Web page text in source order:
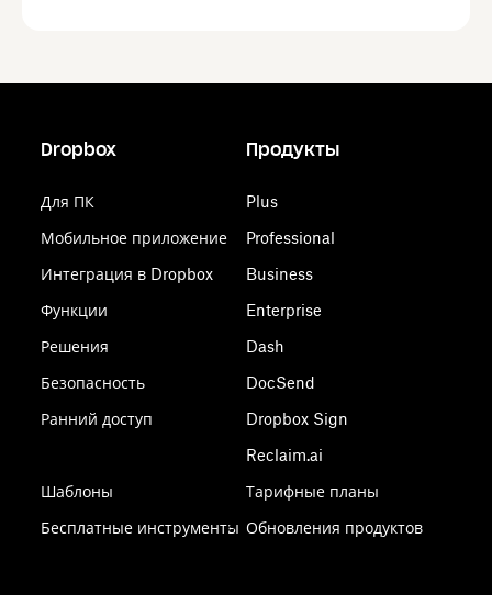
Dropbox
Для ПК
Мобильное приложение
Интеграция в Dropbox
Функции
Решения
Безопасность
Ранний доступ
Шаблоны
Бесплатные инструменты
Продукты
Plus
Professional
Business
Enterprise
Dash
DocSend
Dropbox Sign
Reclaim.ai
Тарифные планы
Обновления продуктов